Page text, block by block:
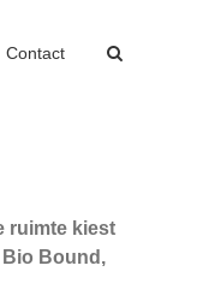
Contact
ruimte kiest
Bound,